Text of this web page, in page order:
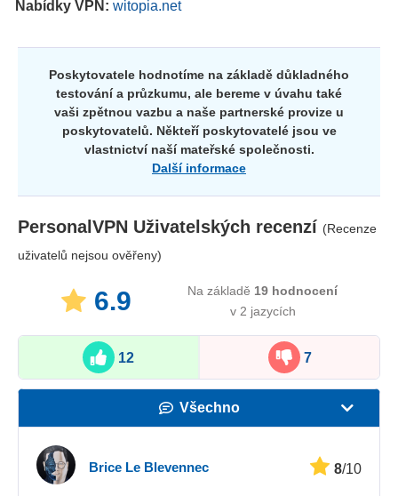
Nabídky VPN: witopia.net
Poskytovatele hodnotíme na základě důkladného
testování a průzkumu, ale bereme v úvahu také
vaši zpětnou vazbu a naše partnerské provize u
poskytovatelů. Někteří poskytovatelé jsou ve
vlastnictví naší mateřské společnosti.
Další informace
PersonalVPN Uživatelských recenzí (Recenze
uživatelů nejsou ověřeny)
6.9 Na základě 19 hodnocení
v 2 jazycích
12 7
Všechno
Brice Le Blevennec 8/10